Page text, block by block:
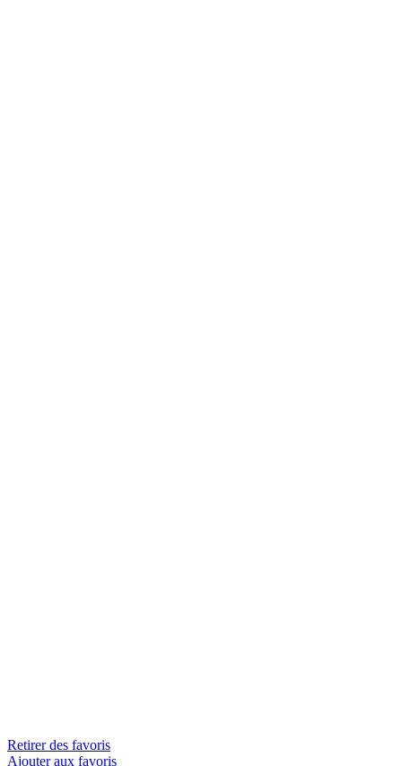
Retirer des favoris
Ajouter aux favoris